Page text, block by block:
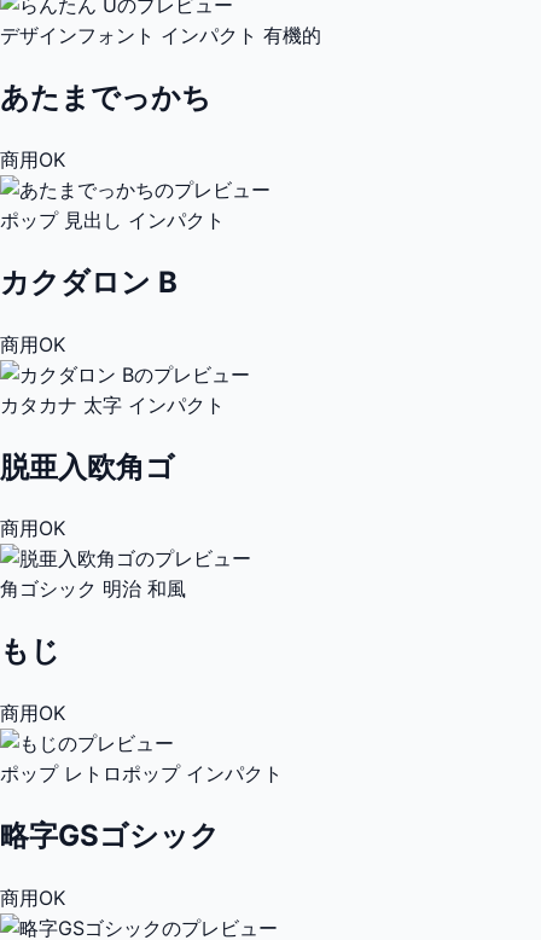
デザインフォント インパクト 有機的
あたまでっかち
商用OK
ポップ 見出し インパクト
カクダロン B
商用OK
カタカナ 太字 インパクト
脱亜入欧角ゴ
商用OK
角ゴシック 明治 和風
もじ
商用OK
ポップ レトロポップ インパクト
略字GSゴシック
商用OK